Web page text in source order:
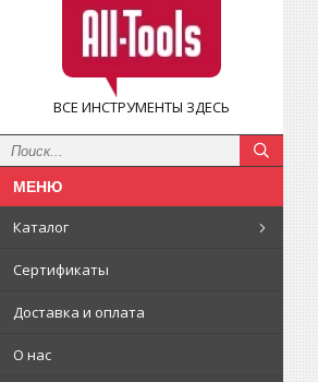
ВСЕ ИНСТРУМЕНТЫ ЗДЕСЬ
Каталог
Сертификаты
Доставка и оплата
О нас